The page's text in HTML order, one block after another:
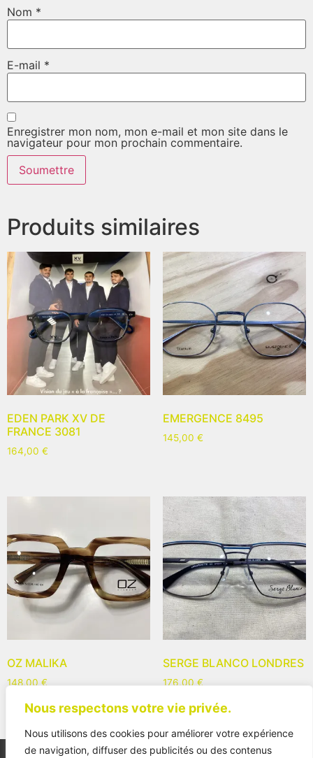
Nous respectons votre vie privée.
Nous utilisons des cookies pour améliorer votre expérience
de navigation, diffuser des publicités ou des contenus
Nom *
E-mail *
Enregistrer mon nom, mon e-mail et mon site dans le
navigateur pour mon prochain commentaire.
Produits similaires
EDEN PARK XV DE
FRANCE 3081
164,00 €
EMERGENCE 8495
145,00 €
OZ MALIKA
148,00 €
SERGE BLANCO LONDRES
176,00 €